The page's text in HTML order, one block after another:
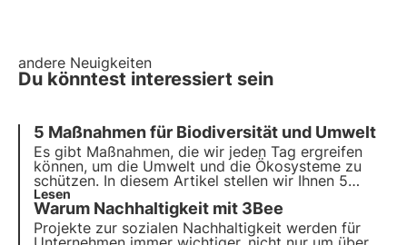
andere Neuigkeiten
Du könntest interessiert sein
5 Maßnahmen für Biodiversität und Umwelt
Es gibt Maßnahmen, die wir jeden Tag ergreifen
können, um die Umwelt und die Ökosysteme zu
schützen. In diesem Artikel stellen wir Ihnen 5
Maßnahmen zur Erhaltung der Artenvielfalt vor.
Finden Sie heraus, wie Sie jeden Tag einen Beitrag
leisten können!
Lesen
Warum Nachhaltigkeit mit 3Bee
Projekte zur sozialen Nachhaltigkeit werden für